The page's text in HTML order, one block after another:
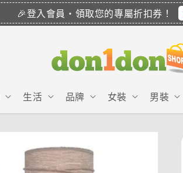
🎉登入會員・領取您的專屬折扣券！
生活 品牌 女裝 男裝